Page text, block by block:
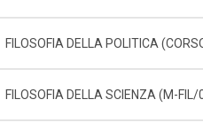
FILOSOFIA DELLA POLITICA
FILOSOFIA DELLA SCIENZA (M-FIL/